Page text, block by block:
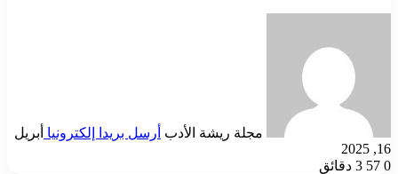
مجلة ريشة الأدب أرسل بريدا إلكترونيا أبريل
16, 2025
0
3 دقائق